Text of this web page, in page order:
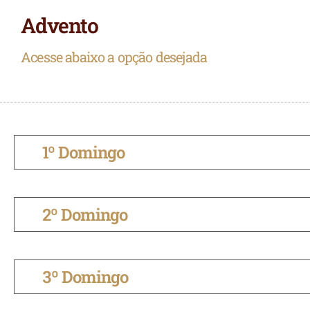
Advento
Acesse abaixo a opção desejada
1º Domingo
2º Domingo
3º Domingo